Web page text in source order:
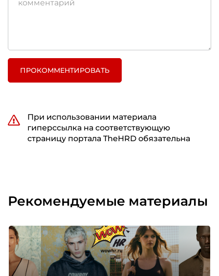
ПРОКОММЕНТИРОВАТЬ
При использовании материала
гиперссылка на соответствующую
страницу портала TheHRD обязательна
Рекомендуемые материалы